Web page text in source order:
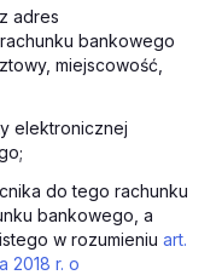
adres
bankowego
miejscowość,
elektronicznej
do tego rachunku
bankowego, a
w rozumieniu art.
2018 r. o